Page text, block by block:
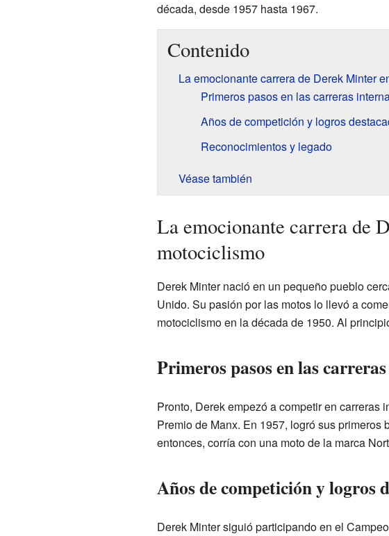
década, desde 1957 hasta 1967.
Contenido
La emocionante carrera de Derek Minter
Primeros pasos en las carreras
Años de competición y logros
Reconocimientos y legado
Véase también
La emocionante carrera de
motociclismo
Derek Minter nació en un pequeño pueblo
Unido. Su pasión por las motos lo llevó a
motociclismo en la década de 1950. Al
Primeros pasos en las
Pronto, Derek empezó a competir en
Premio de Manx. En 1957, logró sus primeros
entonces, corría con una moto de la marca
Años de competición y logros
Derek Minter siguió participando en el